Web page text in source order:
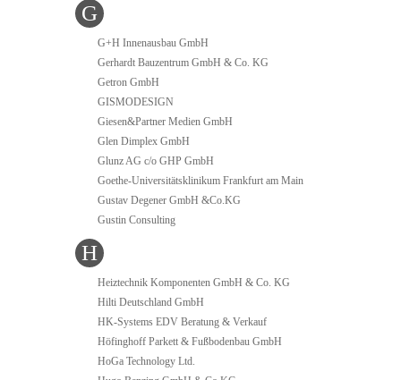
G
G+H Innenausbau GmbH
Gerhardt Bauzentrum GmbH & Co. KG
Getron GmbH
GISMODESIGN
Giesen&Partner Medien GmbH
Glen Dimplex GmbH
Glunz AG c/o GHP GmbH
Goethe-Universitätsklinikum Frankfurt am Main
Gustav Degener GmbH &Co.KG
Gustin Consulting
H
Heiztechnik Komponenten GmbH & Co. KG
Hilti Deutschland GmbH
HK-Systems EDV Beratung & Verkauf
Höfinghoff Parkett & Fußbodenbau GmbH
HoGa Technology Ltd.